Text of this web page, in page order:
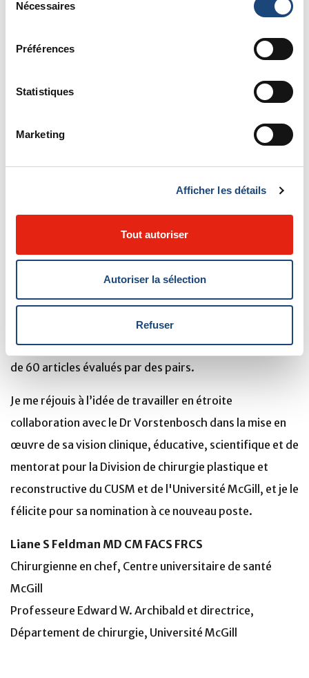
Nécessaires
Préférences
Statistiques
Marketing
Afficher les détails
Tout autoriser
Autoriser la sélection
Refuser
également membre du corps professoral du cours de
révision canadien en chirurgie plastique et a été invité à
donner des conférences à l’échelle internationale sur
des sujets liés à la reconstruction. Le Dr Vorstenbosch
est chercheur clinicien boursier du Fonds de recherche
du Québec - Santé (FRQS) et dirige un laboratoire
naturelles et en génie du Canada (CRSNG), où il étudie la
dynamique cellulaire et moléculaire à l'interface tissu-
implant, avec un accent sur l'inflammation
périprothétique, la fibrose et la carcinogenèse. Il mène
également un programme de recherche clinique actif
sur les résultats chirurgicaux de la reconstruction
mammaire après un cancer du sein et de la chirurgie du
lymphœdème. Depuis qu'il a rejoint le corps
professoral en 2020, le Dr Vorstenbosch a publié plus
de 60 articles évalués par des pairs.
Je me réjouis à l’idée de travailler en étroite
collaboration avec le Dr Vorstenbosch dans la mise en
œuvre de sa vision clinique, éducative, scientifique et de
mentorat pour la Division de chirurgie plastique et
reconstructive du CUSM et de l'Université McGill, et je le
félicite pour sa nomination à ce nouveau poste.
Liane S Feldman MD CM FACS FRCS
Chirurgienne en chef, Centre universitaire de santé
McGill
Professeure Edward W. Archibald et directrice,
Département de chirurgie, Université McGill